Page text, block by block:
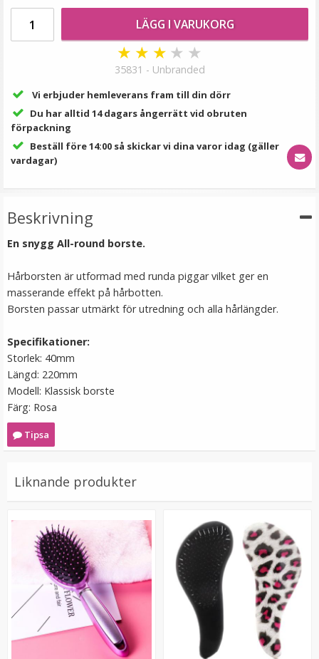
189 kr
Syntetiskt löshår Gloriatråd rakt - Mörkbrun #6B
★★★★★
199 kr
★ ★
189 kr
LÄGG I VARUKORG
★ ★ ★ ★ ★
35831 - Unbranded
Vi erbjuder hemleverans fram till din dörr
Du har alltid 14 dagars ångerrätt vid obruten
förpackning
Beställ före 14:00 så skickar vi dina varor idag (gäller
vardagar)
Beskrivning
En snygg All-round borste.
Hårborsten är utformad med runda piggar vilket ger en
masserande effekt på hårbotten.
Borsten passar utmärkt för utredning och alla hårlängder.
Specifikationer:
Storlek: 40mm
Längd: 220mm
Modell: Klassisk borste
Färg: Rosa
Tipsa
Liknande produkter